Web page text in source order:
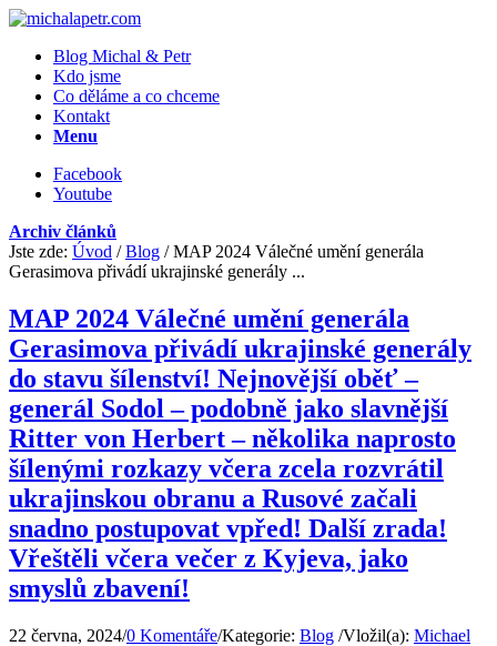
Blog Michal & Petr
Kdo jsme
Co děláme a co chceme
Kontakt
Menu
Facebook
Youtube
Archiv článků
Jste zde: Úvod / Blog / MAP 2024 Válečné umění generála
Gerasimova přivádí ukrajinské generály ...
MAP 2024 Válečné umění generála
Gerasimova přivádí ukrajinské generály
do stavu šílenství! Nejnovější oběť –
generál Sodol – podobně jako slavnější
Ritter von Herbert – několika naprosto
šílenými rozkazy včera zcela rozvrátil
ukrajinskou obranu a Rusové začali
snadno postupovat vpřed! Další zrada!
Vřeštěli včera večer z Kyjeva, jako
smyslů zbavení!
22 června, 2024/0 Komentáře/Kategorie: Blog /Vložil(a): Michael